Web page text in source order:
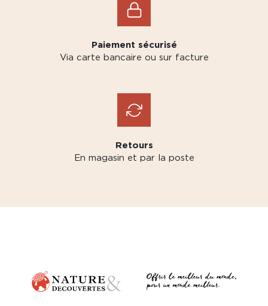
Paiement sécurisé
Via carte bancaire ou sur facture
Retours
En magasin et par la poste